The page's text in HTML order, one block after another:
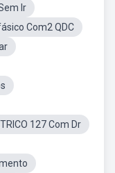
Ir
Com2 QDC
127 Com Dr